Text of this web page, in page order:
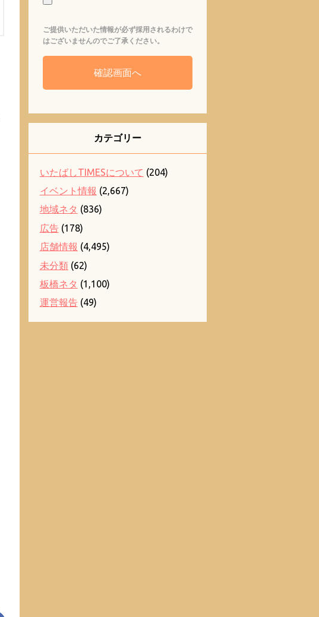
ご提供いただいた情報が必ず採用されるわけで
はございませんのでご了承ください。
カテゴリー
いたばしTIMESについて (204)
イベント情報 (2,667)
地域ネタ (836)
広告(178)
店舗情報 (4,495)
未分類(62)
板橋ネタ (1,100)
運営報告(49)